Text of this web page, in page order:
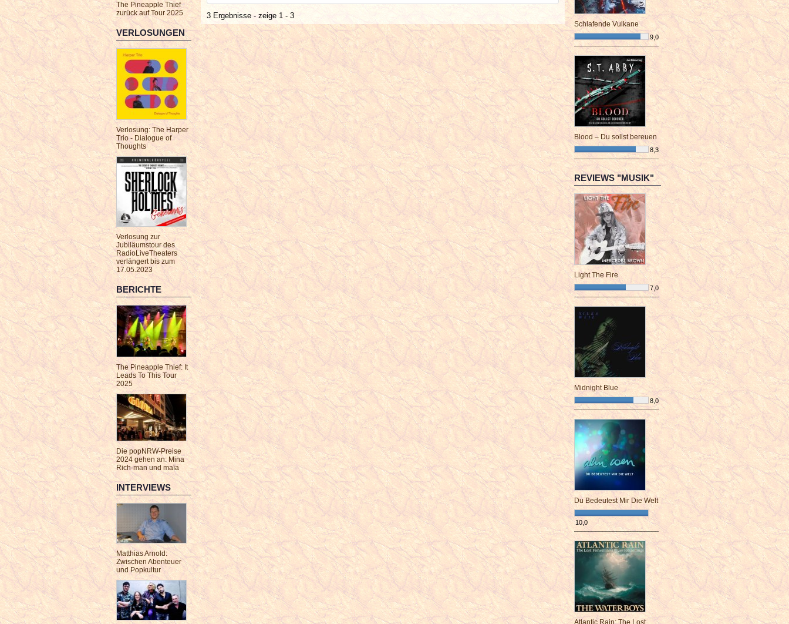
The Pineapple Thief
zurück auf Tour 2025
VERLOSUNGEN
Verlosung: The Harper
Trio - Dialogue of
Thoughts
Verlosung zur
Jubiläumstour des
RadioLiveTheaters
verlängert bis zum
17.05.2023
BERICHTE
The Pineapple Thief: It
Leads To This Tour
2025
Die popNRW-Preise
2024 gehen an: Mina
Rich-man und maïa
INTERVIEWS
Matthias Arnold:
Zwischen Abenteuer
und Popkultur
3 Ergebnisse - zeige 1 - 3
Schlafende Vulkane
9,0
¯¯¯¯¯¯¯¯¯¯¯¯¯¯¯¯¯¯¯¯¯¯¯¯
Blood – Du sollst bereuen
8,3
¯¯¯¯¯¯¯¯¯¯¯¯¯¯¯¯¯¯¯¯¯¯¯¯
REVIEWS "MUSIK"
Light The Fire
7,0
¯¯¯¯¯¯¯¯¯¯¯¯¯¯¯¯¯¯¯¯¯¯¯¯
Midnight Blue
8,0
¯¯¯¯¯¯¯¯¯¯¯¯¯¯¯¯¯¯¯¯¯¯¯¯
Du Bedeutest Mir Die Welt
10,0
¯¯¯¯¯¯¯¯¯¯¯¯¯¯¯¯¯¯¯¯¯¯¯¯
Atlantic Rain: The Lost